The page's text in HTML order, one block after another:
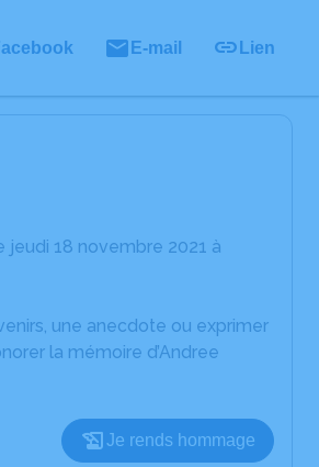
E-mail Lien
jeudi 18 novembre 2021 à
une anecdote ou exprimer
la mémoire d’Andree
Je rends hommage